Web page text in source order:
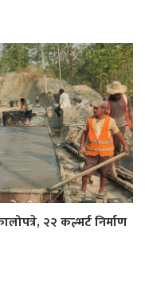
२२ कल्भर्ट निर्माण